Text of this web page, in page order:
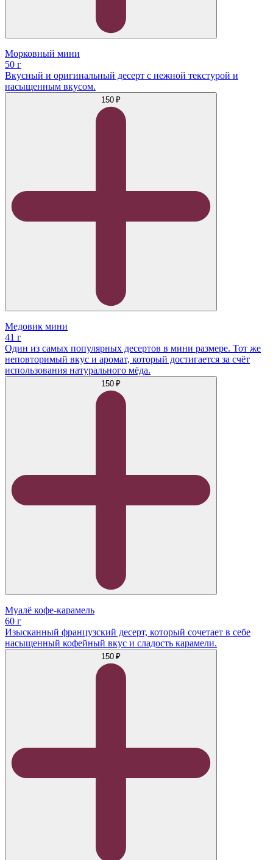
Морковный мини
50 г
Вкусный и оригинальный десерт с нежной текстурой и
насыщенным вкусом.
150 ₽
Медовик мини
41 г
Один из самых популярных десертов в мини размере. Тот же
неповторимый вкус и аромат, который достигается за счёт
использования натурального мёда.
150 ₽
Муалё кофе-карамель
60 г
Изысканный французский десерт, который сочетает в себе
насыщенный кофейный вкус и сладость карамели.
150 ₽